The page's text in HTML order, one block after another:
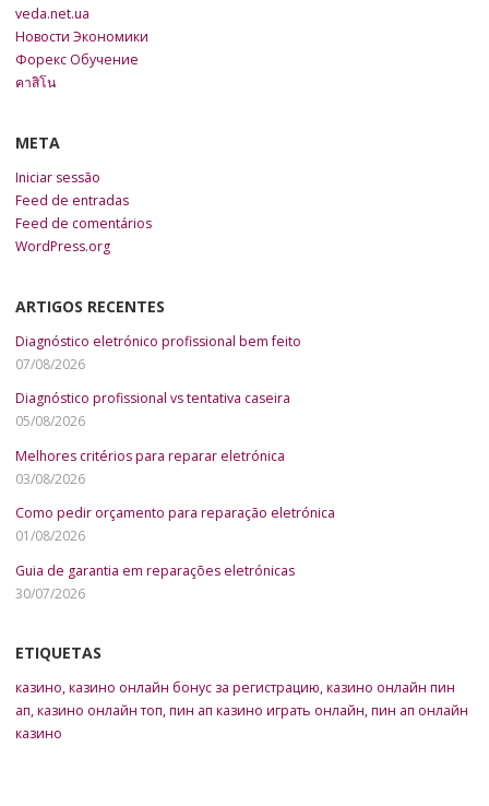
veda.net.ua
Новости Экономики
Форекс Обучение
คาสิโน
META
Iniciar sessão
Feed de entradas
Feed de comentários
WordPress.org
ARTIGOS RECENTES
Diagnóstico eletrónico profissional bem feito
07/08/2026
Diagnóstico profissional vs tentativa caseira
05/08/2026
Melhores critérios para reparar eletrónica
03/08/2026
Como pedir orçamento para reparação eletrónica
01/08/2026
Guia de garantia em reparações eletrónicas
30/07/2026
ETIQUETAS
казино,казино онлайн бонус за регистрацию,казино онлайн пин
ап,казино онлайн топ,пин ап казино играть онлайн,пин ап онлайн
казино